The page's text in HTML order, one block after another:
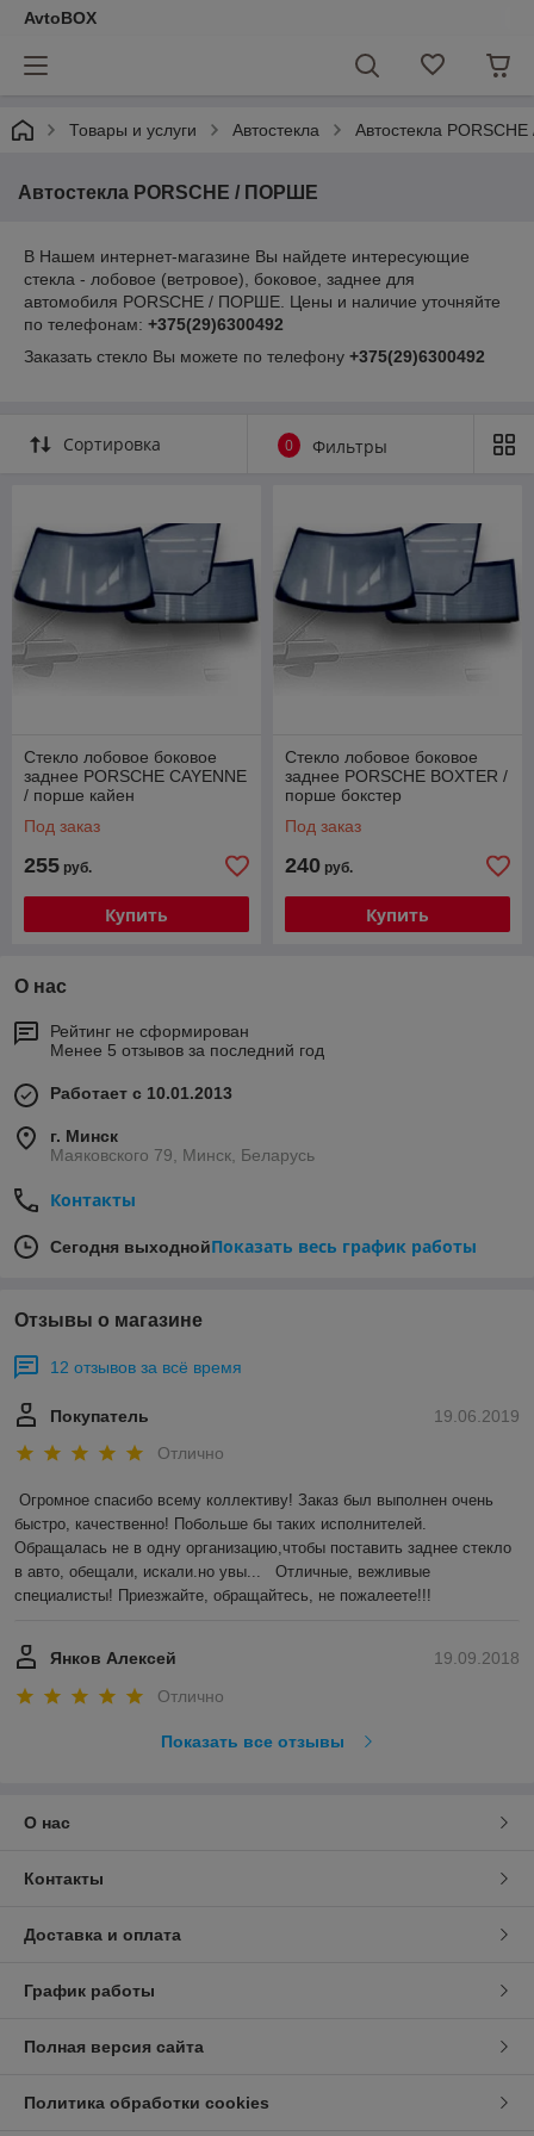
AvtoBOX
Товары и услуги Автостекла Автостекла
Автостекла PORSCHE / ПОРШЕ
В Нашем интернет-магазине Вы найдете интересующие
стекла - лобовое (ветровое), боковое, заднее для
автомобиля PORSCHE / ПОРШЕ. Цены и наличие уточняйте
по телефонам: +375(29)6300492
Заказать стекло Вы можете по телефону +375(29)6300492
Сортировка 0 Фильтры
Стекло лобовое боковое
заднее PORSCHE CAYENNE
/ порше кайен
Под заказ
255 руб.
Купить
Стекло лобовое боковое
заднее PORSCHE BOXTER /
порше бокстер
Под заказ
240 руб.
Купить
О нас
Рейтинг не сформирован
Менее 5 отзывов за последний год
Работает с 10.01.2013
г. Минск
Маяковского 79, Минск, Беларусь
Контакты
Сегодня выходнойПоказать весь график работы
Отзывы о магазине
12 отзывов за всё время
19.06.2019
Покупатель
Отлично
Огромное спасибо всему коллективу! Заказ был выполнен очень
быстро, качественно! Побольше бы таких исполнителей.
Обращалась не в одну организацию,чтобы поставить заднее стекло
в авто, обещали, искали.но увы...   Отличные, вежливые
специалисты! Приезжайте, обращайтесь, не пожалеете!!!
19.09.2018
Янков Алексей
Отлично
Показать все отзывы
О нас
Контакты
Доставка и оплата
График работы
Полная версия сайта
Политика обработки cookies